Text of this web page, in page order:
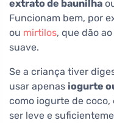
extrato de baunilha
Funcionam bem, por
ou mirtilos, que dão
suave.
Se a criança tiver
usar apenas iogurte
como iogurte de coco,
ser leve e